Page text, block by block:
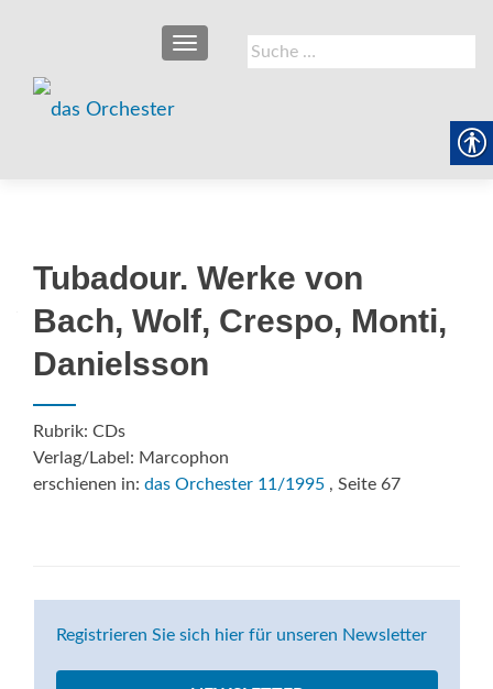
Suche
nach:
SCHALTE NAVIGATION
Tubadour. Werke von
Bach, Wolf, Crespo, Monti,
Danielsson
Rubrik: CDs
Verlag/Label: Marcophon
erschienen in: das Orchester 11/1995 , Seite 67
Registrieren Sie sich hier für unseren Newsletter